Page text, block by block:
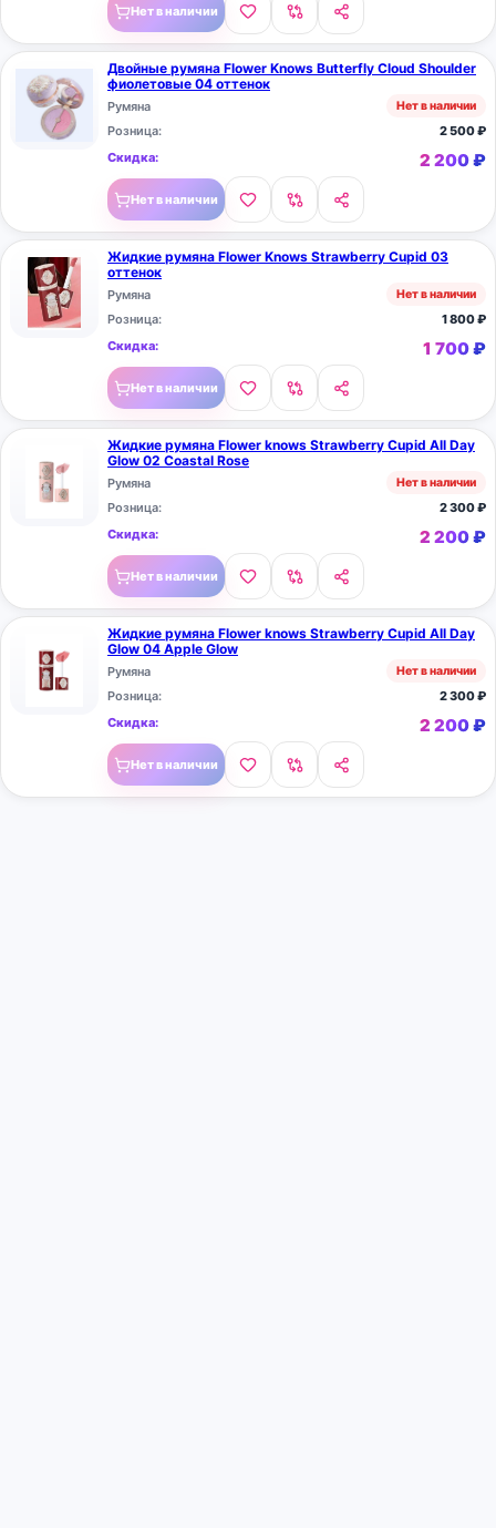
Нет в наличии
Двойные румяна Flower Knows Butterfly Cloud Shoulder
фиолетовые 04 оттенок
Румяна Нет в наличии
Розница: 2 500₽
Скидка:
2 200₽
Нет в наличии
Жидкие румяна Flower Knows Strawberry Cupid 03
оттенок
Румяна Нет в наличии
Розница: 1 800₽
Скидка:
1 700₽
Нет в наличии
Жидкие румяна Flower knows Strawberry Cupid All Day
Glow 02 Coastal Rose
Румяна Нет в наличии
Розница: 2 300₽
Скидка:
2 200₽
Нет в наличии
Жидкие румяна Flower knows Strawberry Cupid All Day
Glow 04 Apple Glow
Румяна Нет в наличии
Розница: 2 300₽
Скидка:
2 200₽
Нет в наличии